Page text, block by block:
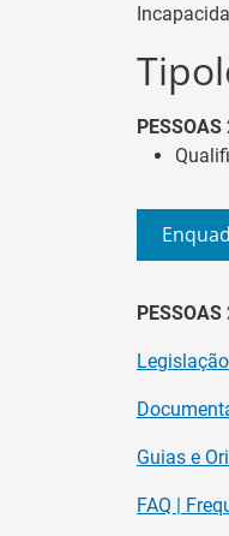
PESSOAS
Legislação
Guias e
FAQ |